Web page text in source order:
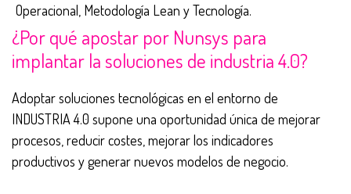
Operacional, Metodología Lean y Tecnología.
¿Por qué apostar por Nunsys para
implantar la soluciones de industria 4.0?
Adoptar soluciones tecnológicas en el entorno de
INDUSTRIA 4.0 supone una oportunidad única de mejorar
procesos, reducir costes, mejorar los indicadores
productivos y generar nuevos modelos de negocio.